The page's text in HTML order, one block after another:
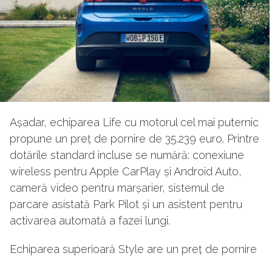
Așadar, echiparea Life cu motorul cel mai puternic
propune un preț de pornire de 35.239 euro. Printre
dotările standard incluse se numără: conexiune
wireless pentru Apple CarPlay și Android Auto,
cameră video pentru marșarier, sistemul de
parcare asistată Park Pilot și un asistent pentru
activarea automată a fazei lungi.
Echiparea superioară Style are un preț de pornire